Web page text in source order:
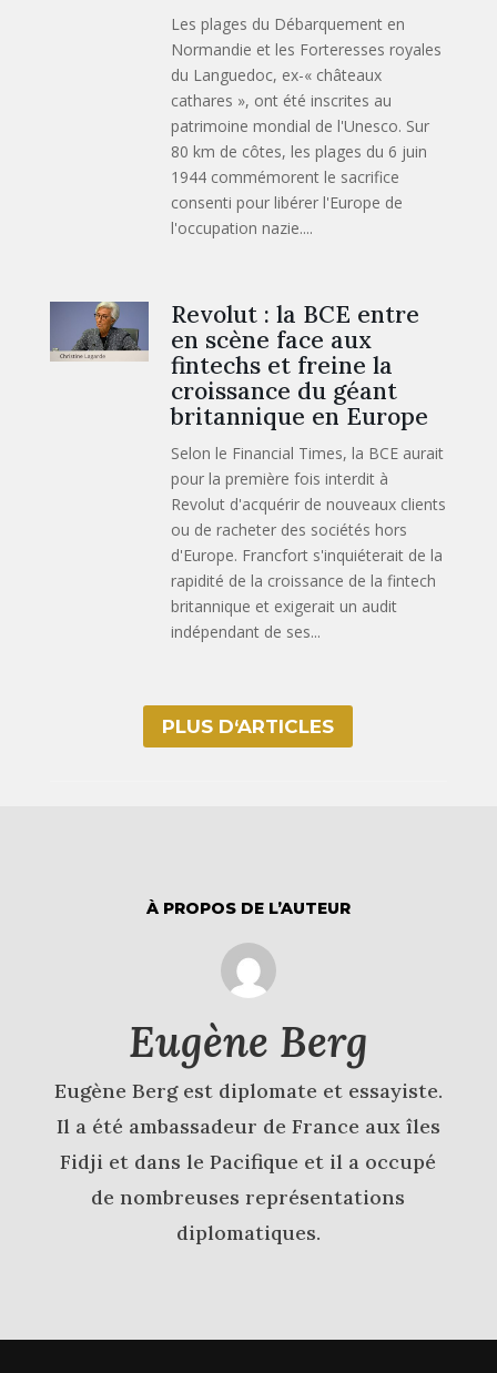
Les plages du Débarquement en
Normandie et les Forteresses royales
du Languedoc, ex-« châteaux
cathares », ont été inscrites au
patrimoine mondial de l'Unesco. Sur
80 km de côtes, les plages du 6 juin
1944 commémorent le sacrifice
consenti pour libérer l'Europe de
l'occupation nazie....
Revolut : la BCE entre
en scène face aux
fintechs et freine la
croissance du géant
britannique en Europe
Selon le Financial Times, la BCE aurait
pour la première fois interdit à
Revolut d'acquérir de nouveaux clients
ou de racheter des sociétés hors
d'Europe. Francfort s'inquiéterait de la
rapidité de la croissance de la fintech
britannique et exigerait un audit
indépendant de ses...
PLUS D‘ARTICLES
À PROPOS DE L’AUTEUR
Eugène Berg
Eugène Berg est diplomate et essayiste.
Il a été ambassadeur de France aux îles
Fidji et dans le Pacifique et il a occupé
de nombreuses représentations
diplomatiques.